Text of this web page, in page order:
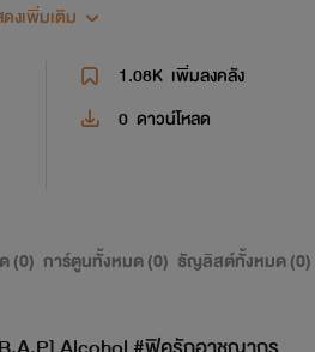
ดงเพิ่มเติม
1.08K เพิ่มลงคลัง
0 ดาวน์โหลด
(0) การ์ตูนทั้งหมด (0) ธัญลิสต์ทั้งหมด (0)